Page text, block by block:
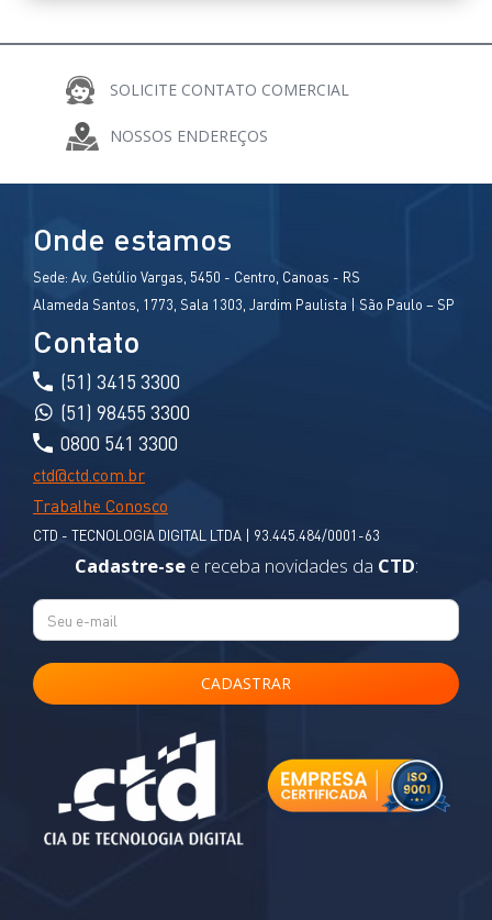
SOLICITE CONTATO COMERCIAL
NOSSOS ENDEREÇOS
Onde estamos
Sede: Av. Getúlio Vargas, 5450 - Centro, Canoas - RS
Alameda Santos, 1773, Sala 1303, Jardim Paulista | São Paulo – SP
Contato
(51) 3415 3300
(51) 98455 3300
0800 541 3300
ctd@ctd.com.br
Trabalhe Conosco
CTD - TECNOLOGIA DIGITAL LTDA | 93.445.484/0001-63
Cadastre-see receba novidades da CTD: